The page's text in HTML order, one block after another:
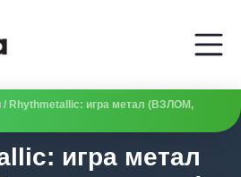
/ Rhythmetallic: игра метал (ВЗЛОМ,
игра метал